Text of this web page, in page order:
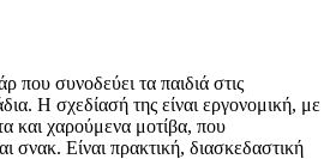
συνοδεύει τα παιδιά στις
Η σχεδίασή της είναι εργονομική, με
και χαρούμενα μοτίβα, που
σνακ. Είναι πρακτική, διασκεδαστική